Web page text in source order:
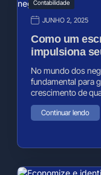
Contabilidade
JUNHO 2, 2025
Como um
impulsiona
No mundo dos
fundamental para
crescimento de
Continuar lendo